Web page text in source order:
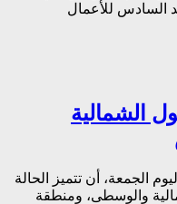
السادس للأعمال
الشمالية
الجمعة، أن تتميز الحالة
والوسطى، ومنطقة